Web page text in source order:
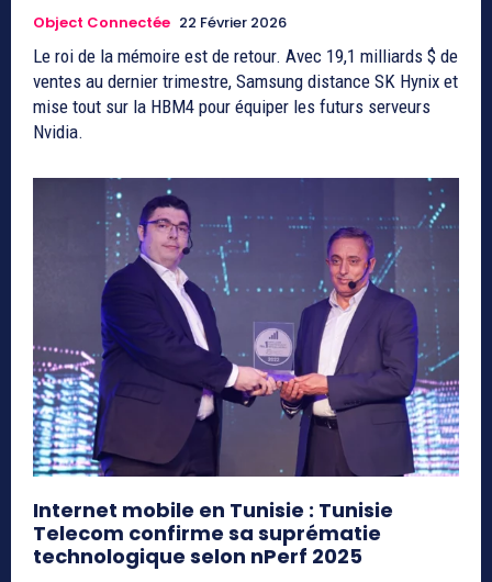
Object Connectée 22 Février 2026
Le roi de la mémoire est de retour. Avec 19,1 milliards $ de
ventes au dernier trimestre, Samsung distance SK Hynix et
mise tout sur la HBM4 pour équiper les futurs serveurs
Nvidia.
Internet mobile en Tunisie : Tunisie
Telecom confirme sa suprématie
technologique selon nPerf 2025